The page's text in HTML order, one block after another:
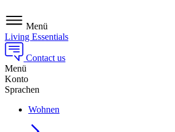
Menü
Living Essentials
Contact us
Menü
Konto
Sprachen
Wohnen